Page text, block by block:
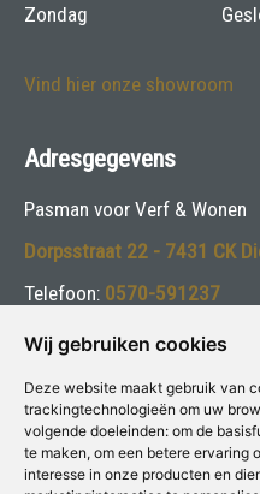
Wij gebruiken cookies
Deze website maakt gebruik van
trackingtechnologieën om uw
volgende doeleinden: om de
te maken, om een betere ervaring
interesse in onze producten en
Zondag
Vind hier onze showroom
Adresgegevens
Pasman voor Verf & Wonen
Dorpsstraat 22 - 7431 CK
Telefoon: 0570-591237
E-mail:
Volg ons: